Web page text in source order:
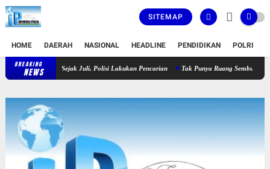
SITEMAP
HOME DAERAH NASIONAL HEADLINE PENDIDIKAN POLRI
BREAKING
NEWS
Hilang Sejak Juli, Polisi Lakukan Pencarian Tak Punya Ruang Sembunyi, DPO